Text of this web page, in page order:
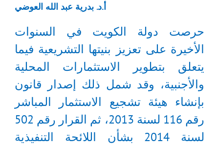
أ.د. بدرية عبد الله العوضي
حرصت دولة الكويت في السنوات
الأخيرة على تعزيز بنيتها التشريعية فيما
يتعلق بتطوير الاستثمارات المحلية
والأجنبية، وقد شمل ذلك إصدار قانون
بإنشاء هيئة تشجيع الاستثمار المباشر
رقم 116 لسنة 2013، ثم القرار رقم 502
لسنة 2014 بشأن اللائحة التنفيذية